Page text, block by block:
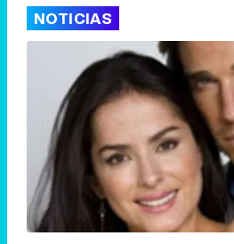
NOTICIAS